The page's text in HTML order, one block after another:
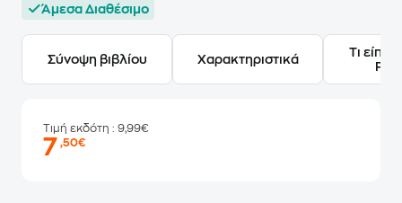
Άμεσα Διαθέσιμο
Σύνοψη βιβλίου Χαρακτηριστικά
Τι
Τιμή εκδότη : 9,99€
7,50€